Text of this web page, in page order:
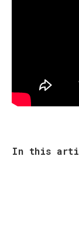
In this